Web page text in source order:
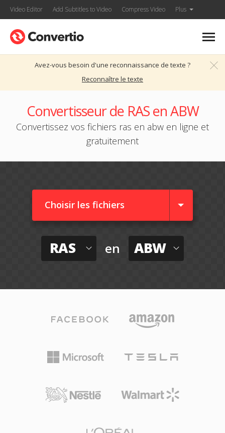
Video Editor Add Subtitles to Video Compress Video Plus
Avez-vous besoin d'une reconnaissance de texte ?
Reconnaître le texte
Convertisseur de RAS en ABW
Convertissez vos fichiers ras en abw en ligne et
gratuitement
Choisir les fichiers
RAS en ABW